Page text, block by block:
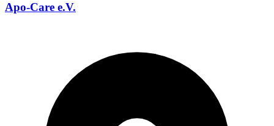
Apo-Care e.V.